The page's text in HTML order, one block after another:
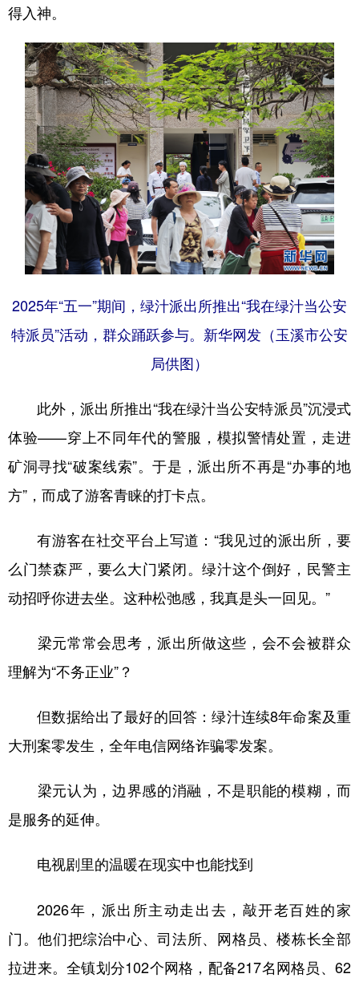
得入神。
2025年“五一”期间，绿汁派出所推出“我在绿汁当公安
特派员”活动，群众踊跃参与。新华网发（玉溪市公安
局供图）
此外，派出所推出“我在绿汁当公安特派员”沉浸式
体验——穿上不同年代的警服，模拟警情处置，走进
矿洞寻找“破案线索”。于是，派出所不再是“办事的地
方”，而成了游客青睐的打卡点。
有游客在社交平台上写道：“我见过的派出所，要
么门禁森严，要么大门紧闭。绿汁这个倒好，民警主
动招呼你进去坐。这种松弛感，我真是头一回见。”
梁元常常会思考，派出所做这些，会不会被群众
理解为“不务正业”？
但数据给出了最好的回答：绿汁连续8年命案及重
大刑案零发生，全年电信网络诈骗零发案。
梁元认为，边界感的消融，不是职能的模糊，而
是服务的延伸。
电视剧里的温暖在现实中也能找到
2026年，派出所主动走出去，敲开老百姓的家
门。他们把综治中心、司法所、网格员、楼栋长全部
拉进来。全镇划分102个网格，配备217名网格员、62